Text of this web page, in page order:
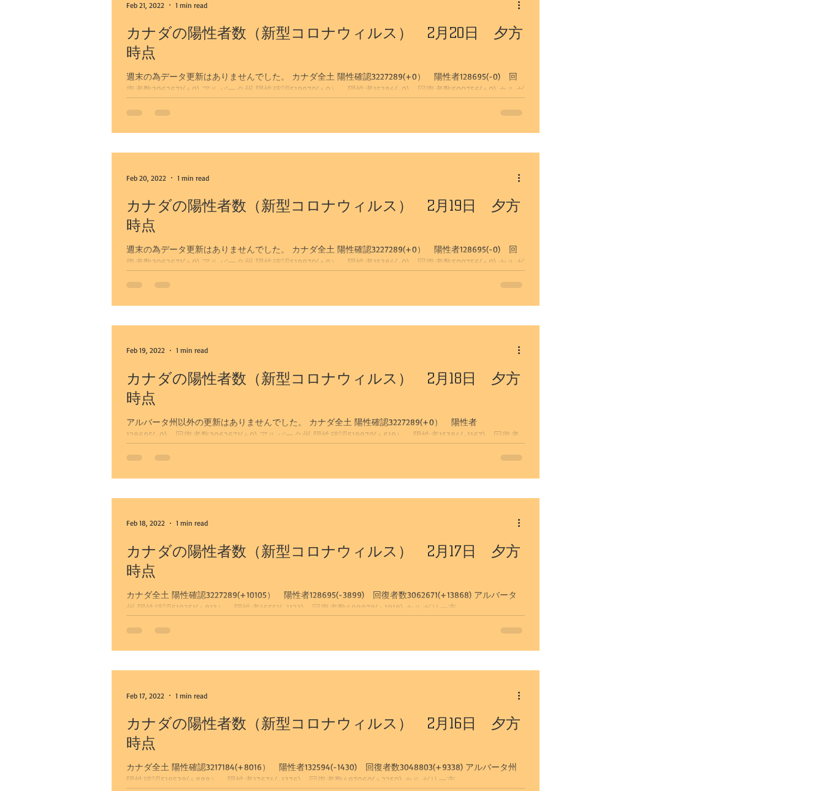
カナダの陽性者数（新型コロナウィルス） 2月20日 夕方
時点
週末の為データ更新はありませんでした。 カナダ全土 陽性確認3227289(+0） 陽性者128695(-0) 回
復者数3062671(+0) アルバータ州 陽性確認519970(+0） 陽性者15384(-0) 回復者数500756(+0) カルガ
Feb 21, 2022 1 min read
カナダの陽性者数（新型コロナウィルス） 2月19日 夕方
時点
週末の為データ更新はありませんでした。 カナダ全土 陽性確認3227289(+0） 陽性者128695(-0) 回
復者数3062671(+0) アルバータ州 陽性確認519970(+0） 陽性者15384(-0) 回復者数500756(+0) カルガ
Feb 20, 2022 1 min read
カナダの陽性者数（新型コロナウィルス） 2月18日 夕方
時点
アルバータ州以外の更新はありませんでした。 カナダ全土 陽性確認3227289(+0） 陽性者
128695(-0) 回復者数3062671(+0) アルバータ州 陽性確認519970(+619） 陽性者15384(-1167) 回復者
Feb 19, 2022 1 min read
カナダの陽性者数（新型コロナウィルス） 2月17日 夕方
時点
カナダ全土 陽性確認3227289(+10105） 陽性者128695(-3899) 回復者数3062671(+13868) アルバータ
州 陽性確認519351(+813） 陽性者16551(-1123) 回復者数498978(+1918) カルガリー市...
Feb 18, 2022 1 min read
カナダの陽性者数（新型コロナウィルス） 2月16日 夕方
時点
カナダ全土 陽性確認3217184(+8016） 陽性者132594(-1430) 回復者数3048803(+9338) アルバータ州
陽性確認518538(+888） 陽性者17674(-1376) 回復者数497060(+2250) カルガリー市...
Feb 17, 2022 1 min read